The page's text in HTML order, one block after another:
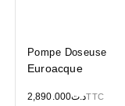
Pompe Doseuse
Euroacque
د.ت2,890.000 TTC